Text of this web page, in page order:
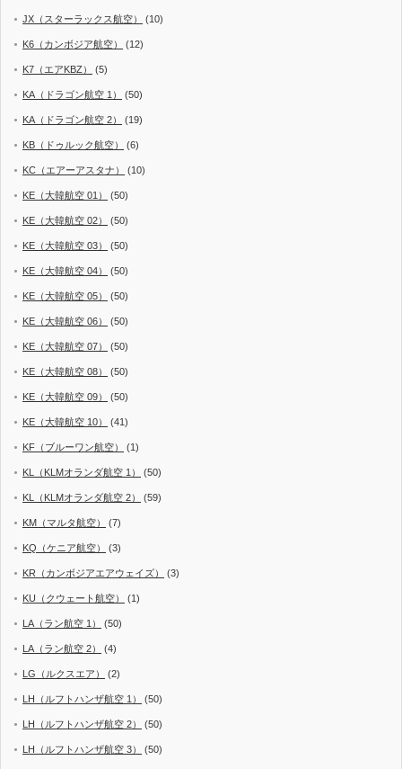
JX（スターラックス航空） (10)
K6（カンボジア航空） (12)
K7（エアKBZ） (5)
KA（ドラゴン航空 1） (50)
KA（ドラゴン航空 2） (19)
KB（ドゥルック航空） (6)
KC（エアーアスタナ） (10)
KE（大韓航空 01） (50)
KE（大韓航空 02） (50)
KE（大韓航空 03） (50)
KE（大韓航空 04） (50)
KE（大韓航空 05） (50)
KE（大韓航空 06） (50)
KE（大韓航空 07） (50)
KE（大韓航空 08） (50)
KE（大韓航空 09） (50)
KE（大韓航空 10） (41)
KF（ブルーワン航空） (1)
KL（KLMオランダ航空 1） (50)
KL（KLMオランダ航空 2） (59)
KM（マルタ航空） (7)
KQ（ケニア航空） (3)
KR（カンボジアエアウェイズ） (3)
KU（クウェート航空） (1)
LA（ラン航空 1） (50)
LA（ラン航空 2） (4)
LG（ルクスエア） (2)
LH（ルフトハンザ航空 1） (50)
LH（ルフトハンザ航空 2） (50)
LH（ルフトハンザ航空 3） (50)